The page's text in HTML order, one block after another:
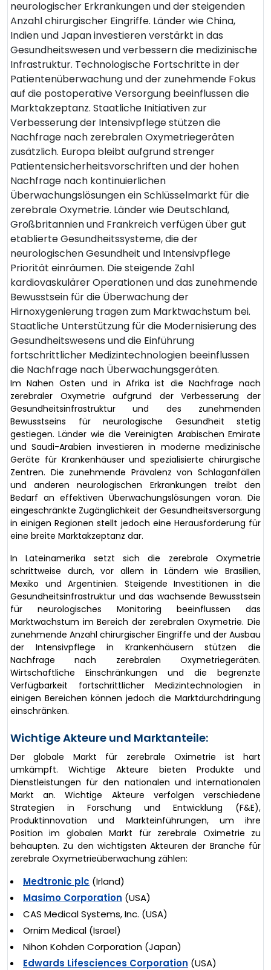
neurologischer Erkrankungen und der steigenden
Anzahl chirurgischer Eingriffe. Länder wie China,
Indien und Japan investieren verstärkt in das
Gesundheitswesen und verbessern die medizinische
Infrastruktur. Technologische Fortschritte in der
Patientenüberwachung und der zunehmende Fokus
auf die postoperative Versorgung beeinflussen die
Marktakzeptanz. Staatliche Initiativen zur
Verbesserung der Intensivpflege stützen die
Nachfrage nach zerebralen Oxymetriegeräten
zusätzlich. Europa bleibt aufgrund strenger
Patientensicherheitsvorschriften und der hohen
Nachfrage nach kontinuierlichen
Überwachungslösungen ein Schlüsselmarkt für die
zerebrale Oxymetrie. Länder wie Deutschland,
Großbritannien und Frankreich verfügen über gut
etablierte Gesundheitssysteme, die der
neurologischen Gesundheit und Intensivpflege
Priorität einräumen. Die steigende Zahl
kardiovaskulärer Operationen und das zunehmende
Bewusstsein für die Überwachung der
Hirnoxygenierung tragen zum Marktwachstum bei.
Staatliche Unterstützung für die Modernisierung des
Gesundheitswesens und die Einführung
fortschrittlicher Medizintechnologien beeinflussen
die Nachfrage nach Überwachungsgeräten.
Im Nahen Osten und in Afrika ist die Nachfrage nach
zerebraler Oxymetrie aufgrund der Verbesserung der
Gesundheitsinfrastruktur und des zunehmenden
Bewusstseins für neurologische Gesundheit stetig
gestiegen. Länder wie die Vereinigten Arabischen Emirate
und Saudi-Arabien investieren in moderne medizinische
Geräte für Krankenhäuser und spezialisierte chirurgische
Zentren. Die zunehmende Prävalenz von Schlaganfällen
und anderen neurologischen Erkrankungen treibt den
Bedarf an effektiven Überwachungslösungen voran. Die
eingeschränkte Zugänglichkeit der Gesundheitsversorgung
in einigen Regionen stellt jedoch eine Herausforderung für
eine breite Marktakzeptanz dar.
In Lateinamerika setzt sich die zerebrale Oxymetrie
schrittweise durch, vor allem in Ländern wie Brasilien,
Mexiko und Argentinien. Steigende Investitionen in die
Gesundheitsinfrastruktur und das wachsende Bewusstsein
für neurologisches Monitoring beeinflussen das
Marktwachstum im Bereich der zerebralen Oxymetrie. Die
zunehmende Anzahl chirurgischer Eingriffe und der Ausbau
der Intensivpflege in Krankenhäusern stützen die
Nachfrage nach zerebralen Oxymetriegeräten.
Wirtschaftliche Einschränkungen und die begrenzte
Verfügbarkeit fortschrittlicher Medizintechnologien in
einigen Bereichen können jedoch die Marktdurchdringung
einschränken.
Wichtige Akteure und Marktanteile:
Der globale Markt für zerebrale Oximetrie ist hart
umkämpft. Wichtige Akteure bieten Produkte und
Dienstleistungen für den nationalen und internationalen
Markt an. Wichtige Akteure verfolgen verschiedene
Strategien in Forschung und Entwicklung (F&E),
Produktinnovation und Markteinführungen, um ihre
Position im globalen Markt für zerebrale Oximetrie zu
behaupten. Zu den wichtigsten Akteuren der Branche für
zerebrale Oxymetrieüberwachung zählen:
Medtronic plc (Irland)
Masimo Corporation (USA)
CAS Medical Systems, Inc. (USA)
Ornim Medical (Israel)
Nihon Kohden Corporation (Japan)
Edwards Lifesciences Corporation (USA)